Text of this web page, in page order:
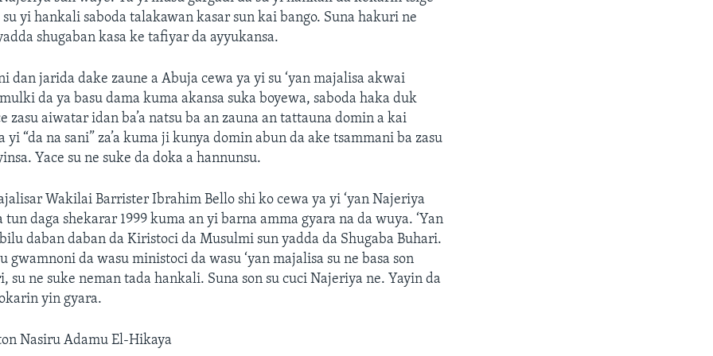
su yi hankali saboda talakawan kasar sun kai bango. Suna hakuri ne
shugaban kasa ke tafiyar da ayyukansa.
dan jarida dake zaune a Abuja cewa ya yi su ‘yan majalisa akwai
da ya basu dama kuma akansa suka boyewa, saboda haka duk
zasu aiwatar idan ba’a natsu ba an zauna an tattauna domin a kai
yi “da na sani” za’a kuma ji kunya domin abun da ake tsammani ba zasu
Yace su ne suke da doka a hannunsu.
Wakilai Barrister Ibrahim Bello shi ko cewa ya yi ‘yan Najeriya
tun daga shekarar 1999 kuma an yi barna amma gyara na da wuya. ‘Yan
daban daban da Kiristoci da Musulmi sun yadda da Shugaba Buhari.
gwamnoni da wasu ministoci da wasu ‘yan majalisa su ne basa son
su ne suke neman tada hankali. Suna son su cuci Najeriya ne. Yayin da
yin gyara.
Nasiru Adamu El-Hikaya